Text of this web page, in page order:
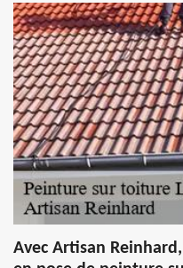
Avec Artisan